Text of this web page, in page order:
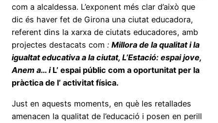
com a alcaldessa. L’exponent més clar d’això que
dic és haver fet de Girona una ciutat educadora,
referent dins la xarxa de ciutats educadores, amb
projectes destacats com : Millora de la qualitat i la
igualtat educativa a la ciutat, L’Estació: espai jove,
Anem a… iL’ espai públic com a oportunitat per la
pràctica de l’ activitat física.
Just en aquests moments, en què les retallades
amenacen la qualitat de l’educació i posen en perill